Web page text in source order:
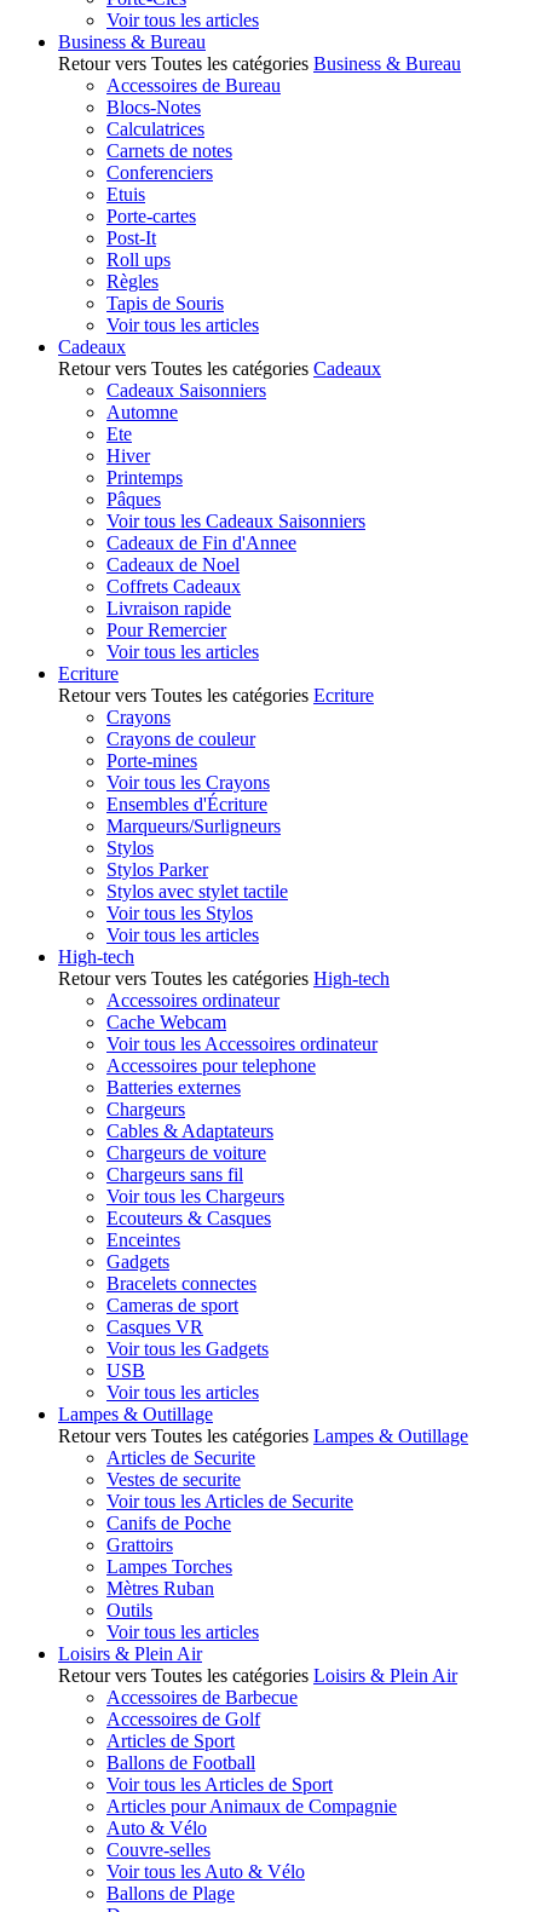
Voir tous les articles
Business & Bureau
Retour vers Toutes les catégories Business & Bureau
Accessoires de Bureau
Blocs-Notes
Calculatrices
Carnets de notes
Conferenciers
Etuis
Porte-cartes
Post-It
Roll ups
Règles
Tapis de Souris
Voir tous les articles
Cadeaux
Retour vers Toutes les catégories Cadeaux
Cadeaux Saisonniers
Automne
Ete
Hiver
Printemps
Pâques
Voir tous les Cadeaux Saisonniers
Cadeaux de Fin d'Annee
Cadeaux de Noel
Coffrets Cadeaux
Livraison rapide
Pour Remercier
Voir tous les articles
Ecriture
Retour vers Toutes les catégories Ecriture
Crayons
Crayons de couleur
Porte-mines
Voir tous les Crayons
Ensembles d'Écriture
Marqueurs/Surligneurs
Stylos
Stylos Parker
Stylos avec stylet tactile
Voir tous les Stylos
Voir tous les articles
High-tech
Retour vers Toutes les catégories High-tech
Accessoires ordinateur
Cache Webcam
Voir tous les Accessoires ordinateur
Accessoires pour telephone
Batteries externes
Chargeurs
Cables & Adaptateurs
Chargeurs de voiture
Chargeurs sans fil
Voir tous les Chargeurs
Ecouteurs & Casques
Enceintes
Gadgets
Bracelets connectes
Cameras de sport
Casques VR
Voir tous les Gadgets
USB
Voir tous les articles
Lampes & Outillage
Retour vers Toutes les catégories Lampes & Outillage
Articles de Securite
Vestes de securite
Voir tous les Articles de Securite
Canifs de Poche
Grattoirs
Lampes Torches
Mètres Ruban
Outils
Voir tous les articles
Loisirs & Plein Air
Retour vers Toutes les catégories Loisirs & Plein Air
Accessoires de Barbecue
Accessoires de Golf
Articles de Sport
Ballons de Football
Voir tous les Articles de Sport
Articles pour Animaux de Compagnie
Auto & Vélo
Couvre-selles
Voir tous les Auto & Vélo
Ballons de Plage